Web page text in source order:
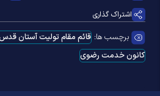
اشتراک گذاری
برچسب ها: قائم مقام تولیت آستان
کانون خدمت رضوی